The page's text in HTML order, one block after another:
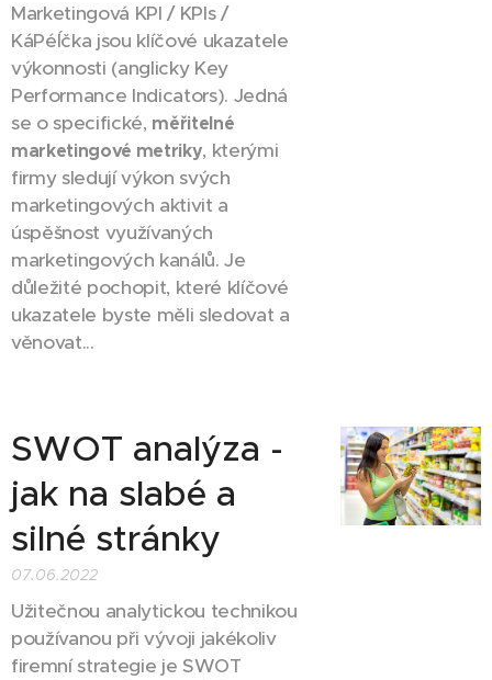
Marketingová KPI / KPIs /
KáPéÍčka jsou klíčové ukazatele
výkonnosti (anglicky Key
Performance Indicators). Jedná
se o specifické, měřitelné
marketingové metriky, kterými
firmy sledují výkon svých
marketingových aktivit a
úspěšnost využívaných
marketingových kanálů. Je
důležité pochopit, které klíčové
ukazatele byste měli sledovat a
věnovat...
SWOT analýza -
jak na slabé a
silné stránky
07.06.2022
Užitečnou analytickou technikou
používanou při vývoji jakékoliv
firemní strategie je SWOT